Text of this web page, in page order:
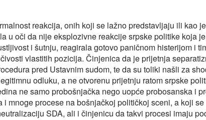
reakcija, onih koji se lažno predstavljaju ili kao
u oči da nije eksplozivne reakcije srpske politike koja
i šutnju, reagirala gotovo paničnom histerijom i
vlastitih pozicija. Činjenica da je prijetnja
pred Ustavnim sudom, te da su toliki našli za
odluku, a ne otvorenu prijetnju ratom srpske
ne samo probošnjačka nego uopće probosanska i
i mnoge procese na bošnjačkoj političkoj sceni, a koji
SDA, ali i činjenicu da takvi procesi imaju